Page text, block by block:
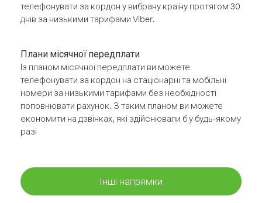
телефонувати за кордон у вибрану країну протягом 30
днів за низькими тарифами Viber.
Плани місячної передплати
Із планом місячної передплати ви можете
телефонувати за кордон на стаціонарні та мобільні
номери за низькими тарифами без необхідності
поповнювати рахунок. З таким планом ви можете
економити на дзвінках, які здійснювали б у будь-якому
разі
Інші напрямки